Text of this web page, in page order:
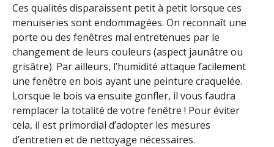
Ces qualités disparaissent petit à petit lorsque ces
menuiseries sont endommagées. On reconnaît une
porte ou des fenêtres mal entretenues par le
changement de leurs couleurs (aspect jaunâtre ou
grisâtre). Par ailleurs, l’humidité attaque facilement
une fenêtre en bois ayant une peinture craquelée.
Lorsque le bois va ensuite gonfler, il vous faudra
remplacer la totalité de votre fenêtre ! Pour éviter
cela, il est primordial d’adopter les mesures
d’entretien et de nettoyage nécessaires.